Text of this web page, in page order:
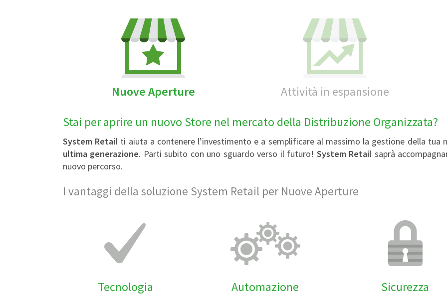
Nuove Aperture
Attività in espansione
Stai per aprire un nuovo Store nel mercato della Distribuzione Organizzata?
System Retail ti aiuta a contenere l’investimento e a semplificare al massimo la gestione della tua
ultima generazione. Parti subito con uno sguardo verso il futuro! System Retail saprà
nuovo percorso.
I vantaggi della soluzione System Retail per Nuove Aperture
Tecnologia Automazione Sicurezza